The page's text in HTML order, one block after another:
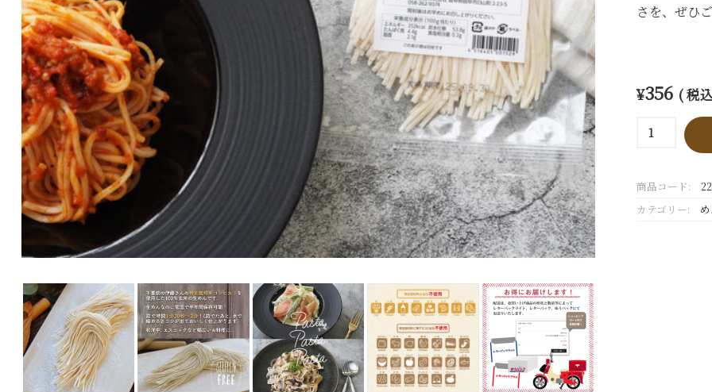
さを、ぜひ
¥356 ( 税
め
ん
商品コード:
カテゴリー: